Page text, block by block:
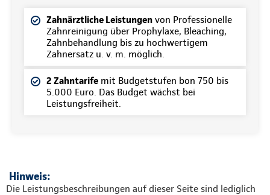
Zahnärztliche Leistungen von Professionelle
Zahnreinigung über Prophylaxe, Bleaching,
Zahnbehandlung bis zu hochwertigem
Zahnersatz u. v. m. möglich.
2 Zahntarife mit Budgetstufen bon 750 bis
5.000 Euro. Das Budget wächst bei
Leistungsfreiheit.
Hinweis:
Die Leistungsbeschreibungen auf dieser Seite sind lediglich